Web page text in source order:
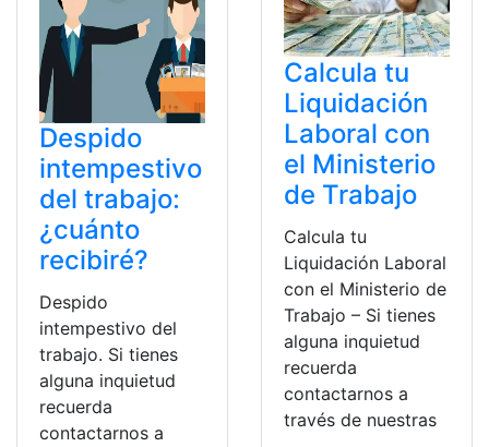
Despido
intempestivo
del trabajo:
¿cuánto
recibiré?
Despido
intempestivo del
trabajo. Si tienes
alguna inquietud
recuerda
contactarnos a
Calcula tu
Liquidación
Laboral con
el Ministerio
de Trabajo
Calcula tu
Liquidación Laboral
con el Ministerio de
Trabajo – Si tienes
alguna inquietud
recuerda
contactarnos a
través de nuestras